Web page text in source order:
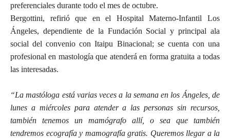
preferenciales durante todo el mes de octubre.
Bergottini, refirió que en el Hospital Materno-Infantil Los
Ángeles, dependiente de la Fundación Social y principal ala
social del convenio con Itaipu Binacional; se cuenta con una
profesional en mastología que atenderá en forma gratuita a todas
las interesadas.
“La mastóloga está varias veces a la semana en los Ángeles, de
lunes a miércoles para atender a las personas sin recursos,
también tenemos un mamógrafo allí, o sea que también
tendremos ecografía y mamografía gratis. Queremos llegar a la